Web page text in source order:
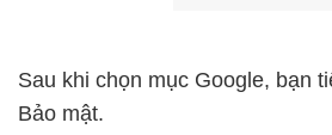
Sau khi chọn mục Google, bạn
Bảo mật.